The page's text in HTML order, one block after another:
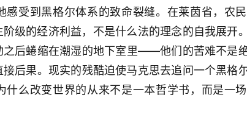
感受到黑格尔体系的致命裂缝。在莱茵省，农
级的经济利益，不是什么法的理念的自我展开
之后蜷缩在潮湿的地下室里——他们的苦难不是
后果。现实的残酷迫使马克思去追问一个黑格
什么改变世界的从来不是一本哲学书，而是一